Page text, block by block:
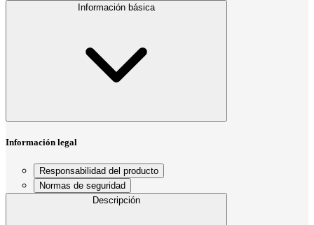
Información básica
Información legal
Responsabilidad del producto
Normas de seguridad
Descripción